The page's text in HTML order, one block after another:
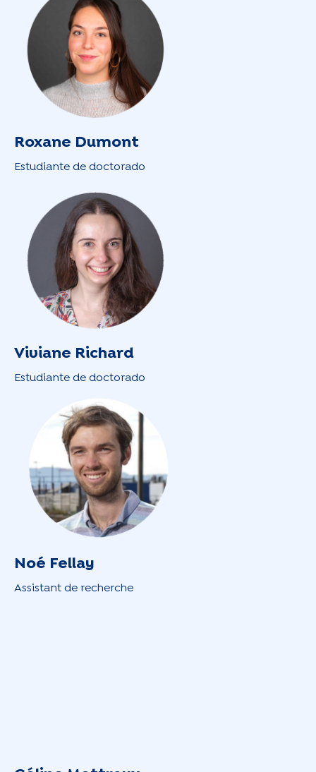
Roxane Dumont
Estudiante de doctorado
Viviane Richard
Estudiante de doctorado
Noé Fellay
Assistant de recherche